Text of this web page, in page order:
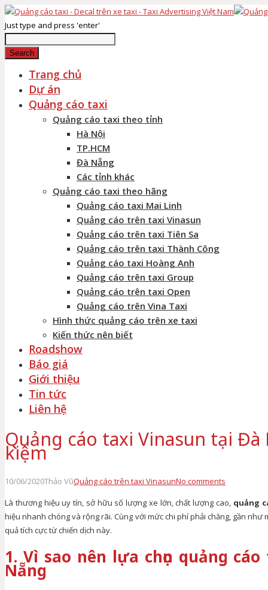
Just type and press 'enter'
Search
Trang chủ
Dự án
Quảng cáo taxi
Quảng cáo taxi theo tỉnh
Hà Nội
TP.HCM
Đà Nẵng
Các tỉnh khác
Quảng cáo taxi theo hãng
Quảng cáo taxi Mai Linh
Quảng cáo trên taxi Vinasun
Quảng cáo trên taxi Tiên Sa
Quảng cáo trên taxi Thành Công
Quảng cáo taxi Hoàng Anh
Quảng cáo trên taxi Group
Quảng cáo trên taxi Open
Quảng cáo trên Vina Taxi
Hình thức quảng cáo trên xe taxi
Kiến thức nên biết
Roadshow
Báo giá
Giới thiệu
Tin tức
Liên hệ
Quảng cáo taxi Vinasun tại
kiệm
10/06/2020Thảo VũQuảng cáo trên taxi VinasunNo comments
Là thương hiệu uy tín, sở hữu số lượng xe lớn, chất lượng cao, quảng
hiệu nhanh chóng và rộng rãi. Cùng với mức chi phí phải chăng, gần
quả tích cực từ chiến dịch này.
1. Vì sao nên lựa chọn quảng
Nẵng